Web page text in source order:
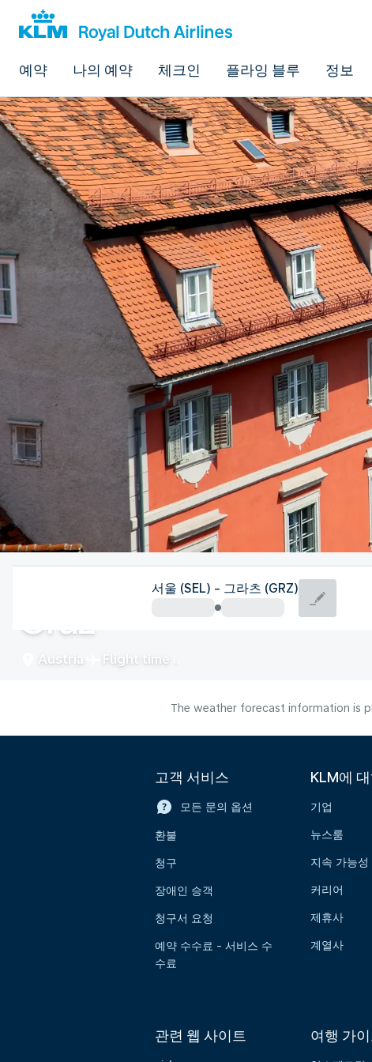
예약 나의 예약 체크인 플라잉 블루 정보
Graz
Austria Flight time
서울 (SEL) - 그라츠 (GRZ)
The weather forecast information is
고객 서비스
모든 문의 옵션
환불
청구
장애인 승객
청구서 요청
예약 수수료 - 서비스 수
수료
KLM에
기업
뉴스룸
지속 가능성
커리어
제휴사
계열사
관련 웹 사이트 여행 가이